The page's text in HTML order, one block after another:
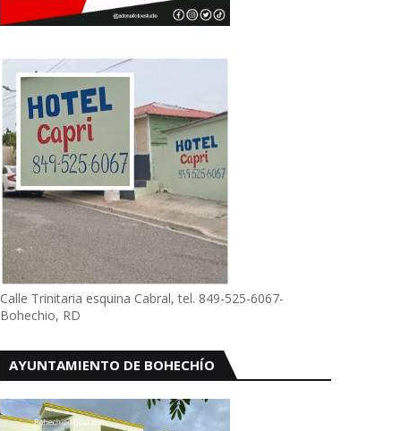
Calle Trinitaria esquina Cabral, tel. 849-525-6067-
Bohechio, RD
AYUNTAMIENTO DE BOHECHÍO